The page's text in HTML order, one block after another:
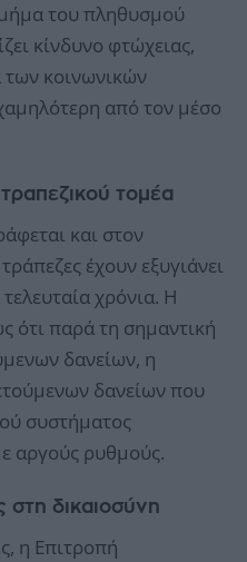
του πληθυσμού
κίνδυνο φτώχειας,
των κοινωνικών
από τον μέσο
τομέα
και στον
έχουν εξυγιάνει
χρόνια. Η
ότι παρά τη σημαντική
δανείων, η
δανείων που
συστήματος
αργούς ρυθμούς.
στη δικαιοσύνη
η Επιτροπή